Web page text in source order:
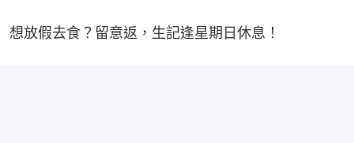
想放假去食？留意返，生記逢星期日休息！